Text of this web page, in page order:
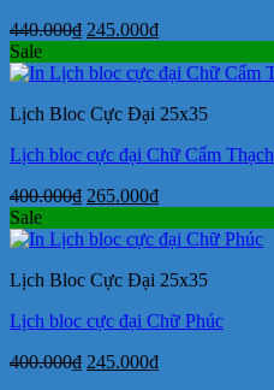
440.000₫ Giá
là:
245.000₫Giá
tại
245.000₫.
Sale
Lịch Bloc Cực Đại 25x35
Lịch bloc cực đại Chữ Cẩm Thạch
400.000₫ Giá
là:
265.000₫Giá
tại
265.000₫.
Sale
Lịch Bloc Cực Đại 25x35
Lịch bloc cực đại Chữ Phúc
400.000₫ Giá
245.000₫Giá